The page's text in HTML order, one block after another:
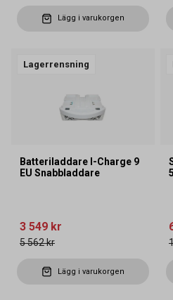
Lägg i varukorgen
Lagerrensning
Batteriladdare I-Charge 9
EU Snabbladdare
3 549 kr
5 562 kr
Lägg i varukorgen